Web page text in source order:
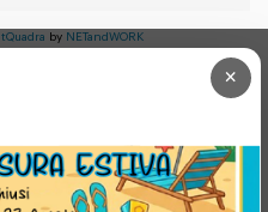
×
tQuadra by NETandWORK